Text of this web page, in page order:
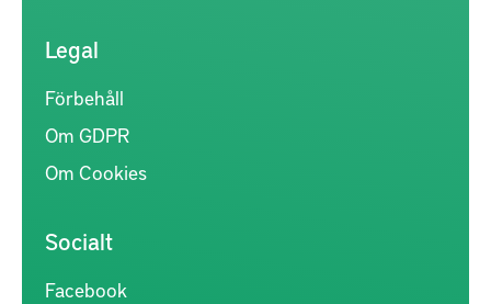
Legal
Förbehåll
Om GDPR
Om Cookies
Socialt
Facebook